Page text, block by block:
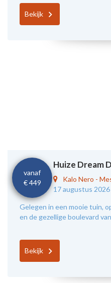
Bekijk
vanaf
€ 449
Huize Dream
Kalo Nero -
17 augustus 2026
Gelegen in een mooie tuin,
en de gezellige boulevard
Bekijk